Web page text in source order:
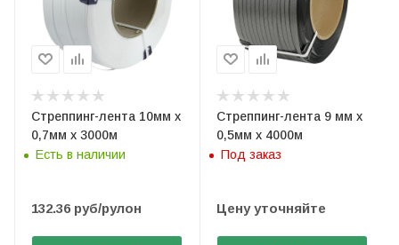
Стреппинг-лента 10мм х
0,7мм х 3000м
Есть в наличии
132.36 руб/рулон
Стреппинг-лента 9 мм х
0,5мм х 4000м
Под заказ
Цену уточняйте